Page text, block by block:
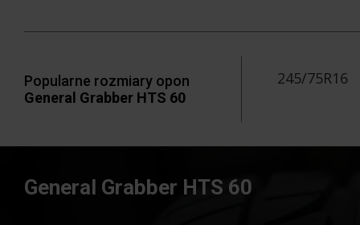
Popularne rozmiary opon
General Grabber HTS 60
245/75R16
General Grabber HTS 60